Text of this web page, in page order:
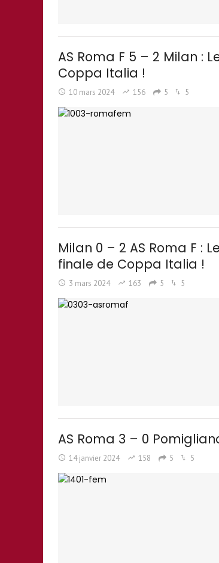
AS Roma F 5 – 2 Milan :
Coppa Italia !
10 mars 2024 156 5 5
Milan 0 – 2 AS Roma F :
finale de Coppa Italia !
3 mars 2024 163 5 5
AS Roma 3 – 0
14 janvier 2024 158 5 5